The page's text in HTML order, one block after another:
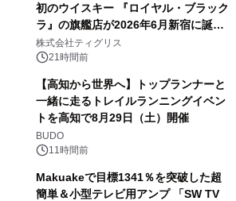
初のウイスキー 『ロイヤル・ブラック
ラ』の旗艦店が2026年6月新宿に誕
生 バカルディ ジャパンと連携した
没入型バー「BAR Arca」
株式会社ティグリス
21時間前
【高知から世界へ】トップランナーと
一緒に走るトレイルランニングイベン
トを高知で8月29日（土）開催
BUDO
11時間前
Makuakeで目標1341％を突破した超
簡単＆小型テレビ用アンプ 「SW TV